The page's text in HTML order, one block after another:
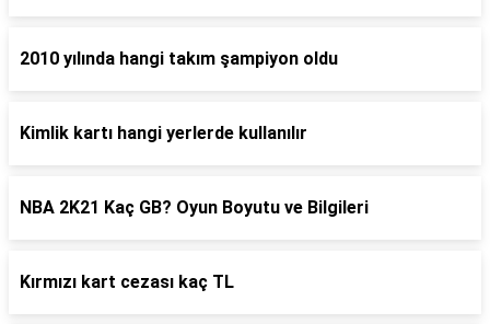
2010 yılında hangi takım şampiyon oldu
Kimlik kartı hangi yerlerde kullanılır
NBA 2K21 Kaç GB? Oyun Boyutu ve Bilgileri
Kırmızı kart cezası kaç TL